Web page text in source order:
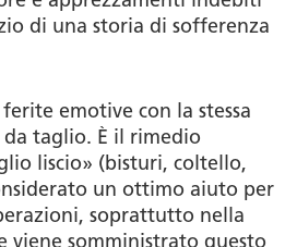
di una storia di sofferenza
emotive con la stessa
da taglio. È il rimedio
liscio» (bisturi, coltello,
un ottimo aiuto per
soprattutto nella
viene somministrato questo